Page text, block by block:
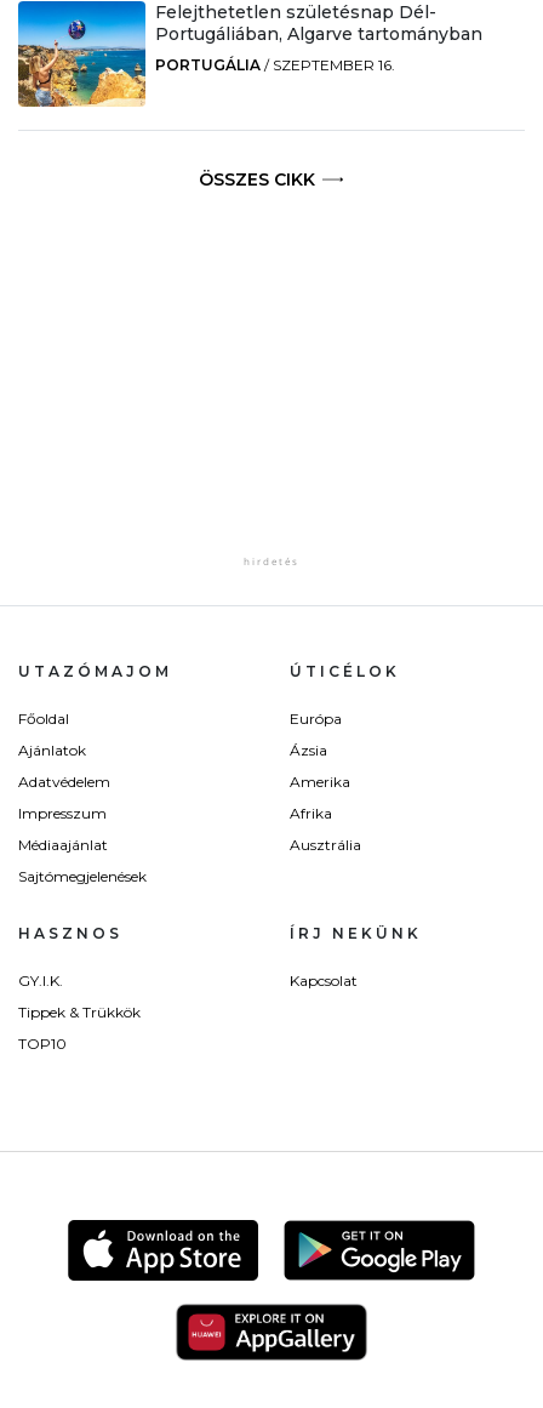
Felejthetetlen születésnap Dél-
Portugáliában, Algarve tartományban
PORTUGÁLIA / SZEPTEMBER 16.
ÖSSZES CIKK
UTAZÓMAJOM
Főoldal
Ajánlatok
Adatvédelem
Impresszum
Médiaajánlat
Sajtómegjelenések
ÚTICÉLOK
Európa
Ázsia
Amerika
Afrika
Ausztrália
HASZNOS
GY.I.K.
Tippek & Trükkök
TOP10
ÍRJ NEKÜNK
Kapcsolat